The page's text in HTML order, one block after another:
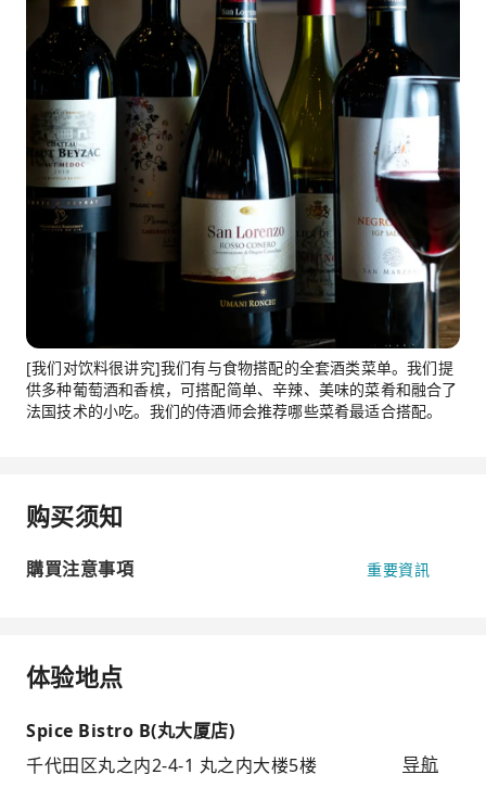
[我们对饮料很讲究]我们有与食物搭配的全套酒类菜单。我们提
供多种葡萄酒和香槟，可搭配简单、辛辣、美味的菜肴和融合了
法国技术的小吃。我们的侍酒师会推荐哪些菜肴最适合搭配。
购买须知
購買注意事項 重要資訊
体验地点
Spice Bistro B(丸大厦店)
千代田区丸之内2-4-1 丸之内大楼5楼
导航